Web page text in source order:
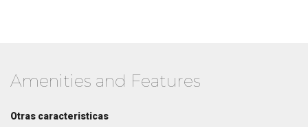
Amenities and Features
Otras caracteristicas